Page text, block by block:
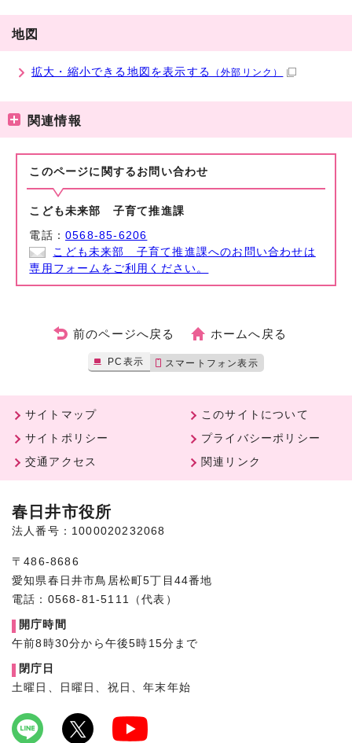
地図
拡大・縮小できる地図を表示する （外部リンク）
関連情報
このページに関する お問い合わせ
こども未来部 子育て推進課
電話：0568-85-6206
こども未来部 子育て推進課へのお問い合わせは
専用フォームをご利用ください。
前のページへ戻る ホームへ戻る
PC表示 スマートフォン表示
サイトマップ
このサイトについて
サイトポリシー
プライバシーポリシー
交通アクセス
関連リンク
春日井市役所
法人番号：1000020232068
〒486-8686
愛知県春日井市鳥居松町5丁目44番地
電話：0568-81-5111（代表）
開庁時間
午前8時30分から午後5時15分まで
閉庁日
土曜日、日曜日、祝日、年末年始